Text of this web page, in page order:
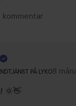
kommentar
PÅ LYKO
roll: 8
🌞👋